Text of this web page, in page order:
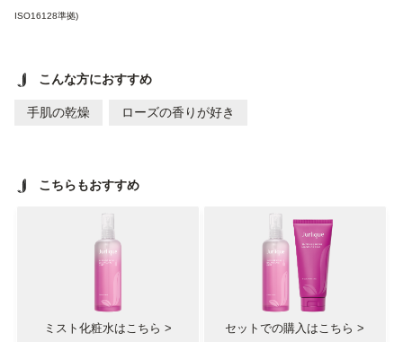
ISO16128準拠)
こんな方におすすめ
手肌の乾燥 ローズの香りが好き
こちらもおすすめ
ミスト化粧水はこちら > セットでの購入はこちら >